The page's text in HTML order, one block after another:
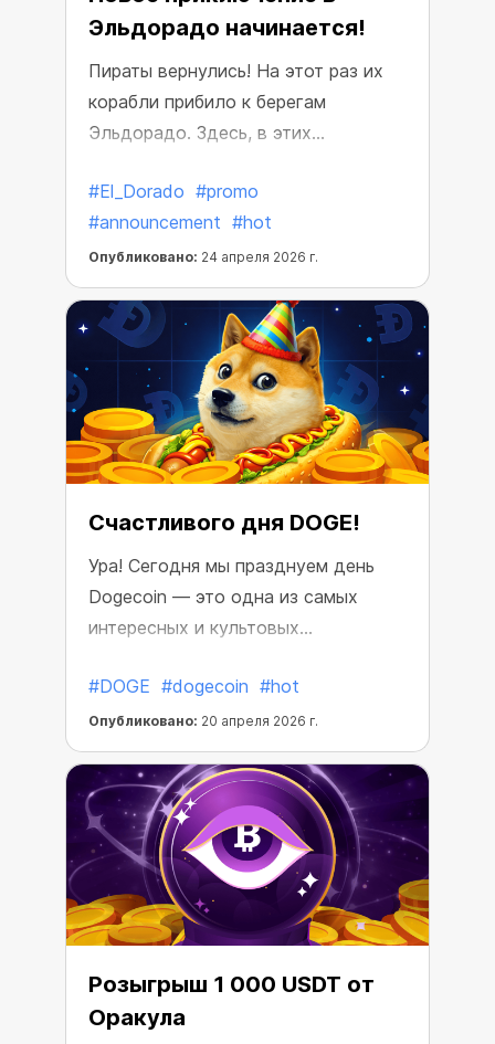
Эльдорадо начинается!
Пираты вернулись! На этот раз их
корабли прибило к берегам
Эльдорадо. Здесь, в этих
сундуки с невероятными
богатствами!
#El_Dorado #promo
#announcement #hot
Опубликовано: 24 апреля 2026 г.
Счастливого дня DOGE!
Ура! Сегодня мы празднуем день
Dogecoin — это одна из самых
интересных и культовых
прежнему процветает!
#DOGE #dogecoin #hot
Опубликовано: 20 апреля 2026 г.
Розыгрыш 1 000 USDT от
Оракула